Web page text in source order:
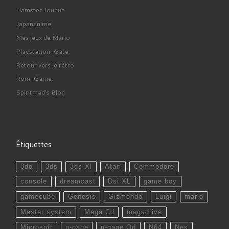
Hamster Joueur
Japananime
Mes jeux de Mario
Playstation-Gate.
Retour vers le rétro
Rom-Game.
Spiritmad's Blog
Étiquettes
3do 3ds 3ds Xl Atari Commodore
console dreamcast Dsi XL game boy
gamecube Genesis Gizmondo Luigi mario
Master system Mega Cd megadrive
Microsoft n-gage n-gage Qd N64 Nes